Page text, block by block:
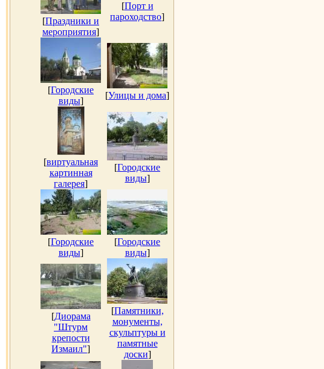
[Праздники и
мероприятия]
[Порт и
пароходство]
[Городские
виды]
[Улицы и дома]
[виртуальная
картинная
галерея]
[Городские
виды]
[Городские
виды]
[Городские
виды]
[Диорама
"Штурм
крепости
Измаил"]
[Памятники,
монументы,
скульптуры и
памятные
доски]